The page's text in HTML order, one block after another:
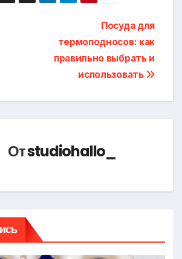
Посуда для
термоподносов: как
правильно выбрать и
использовать
Отstudiohallo_